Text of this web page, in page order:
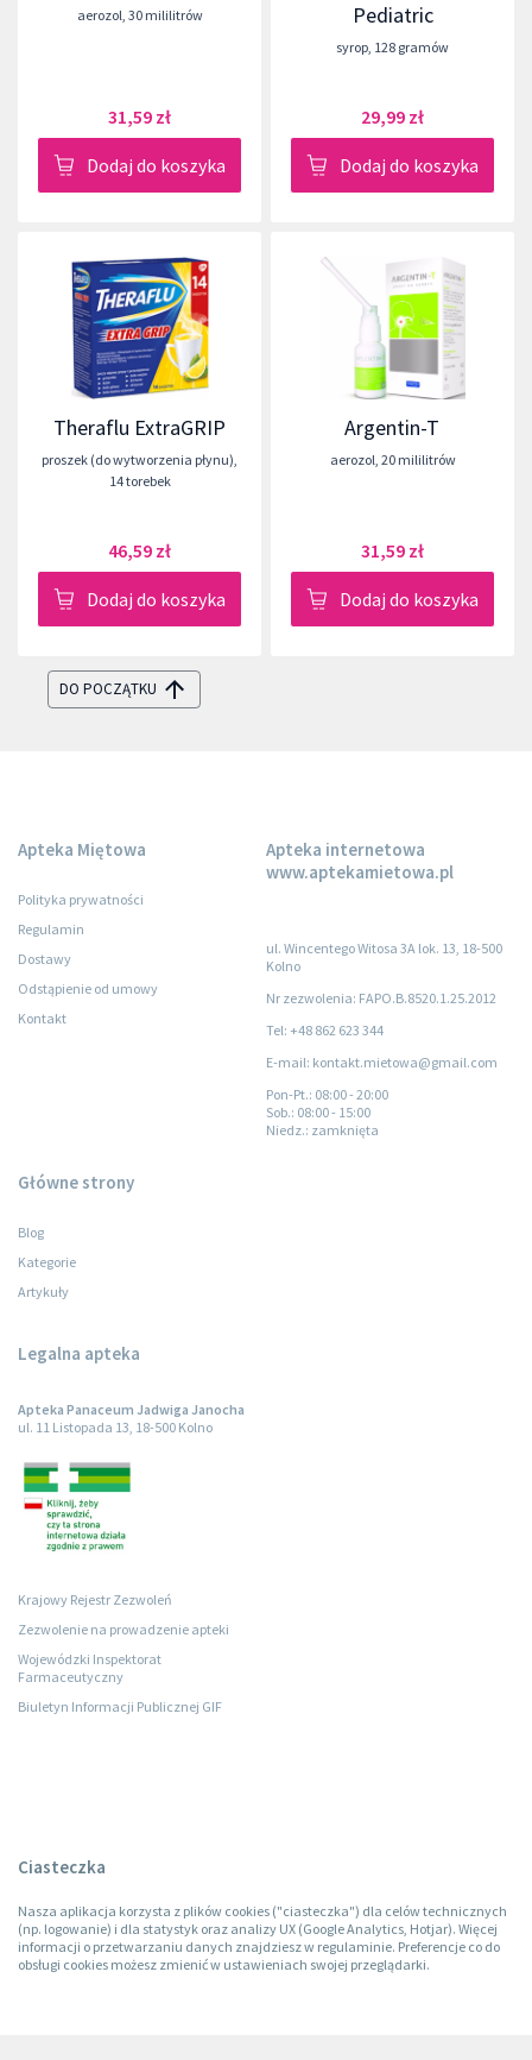
aerozol, 30 mililitrów
31,59 zł
Dodaj do koszyka
Pediatric
syrop, 128 gramów
29,99 zł
Dodaj do koszyka
Theraflu ExtraGRIP
proszek (do wytworzenia płynu),
14 torebek
46,59 zł
Dodaj do koszyka
Argentin-T
aerozol, 20 mililitrów
31,59 zł
Dodaj do koszyka
DO POCZĄTKU
Apteka Miętowa
Polityka prywatności
Regulamin
Dostawy
Odstąpienie od umowy
Kontakt
Apteka internetowa
www.aptekamietowa.pl
ul. Wincentego Witosa 3A lok. 13, 18-500
Kolno
Nr zezwolenia: FAPO.B.8520.1.25.2012
Tel: +48 862 623 344
E-mail: kontakt.mietowa@gmail.com
Pon-Pt.: 08:00 - 20:00
Sob.: 08:00 - 15:00
Niedz.: zamknięta
Główne strony
Blog
Kategorie
Artykuły
Legalna apteka
Apteka Panaceum Jadwiga Janocha
ul. 11 Listopada 13, 18-500 Kolno
Krajowy Rejestr Zezwoleń
Zezwolenie na prowadzenie apteki
Wojewódzki Inspektorat
Farmaceutyczny
Biuletyn Informacji Publicznej GIF
Ciasteczka
Nasza aplikacja korzysta z plików cookies ("ciasteczka") dla celów technicznych
(np. logowanie) i dla statystyk oraz analizy UX (Google Analytics, Hotjar). Więcej
informacji o przetwarzaniu danych znajdziesz w regulaminie. Preferencje co do
obsługi cookies możesz zmienić w ustawieniach swojej przeglądarki.